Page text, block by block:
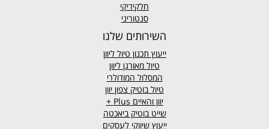
חלקידיקי
סנטוריני
השירותים שלנו
ייעוץ תכנון טיול ליוון
טיול מאורגן ליוון
המסלול המודולרי
טיול בוטיק צפון יוון
יוון והאיים Plus +
שייט בוטיק ביאכטה
ייעוץ שיווקי לעסקים